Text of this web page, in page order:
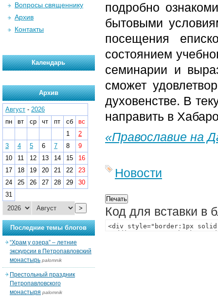
подробно
бытовыми
посещения
состоянием
семинарии и
сможет
духовенстве. В
направить в
«Православие на
Новости
Код для вставки в
Вопросы священнику
Архив
Контакты
Календарь
Архив
Август - 2026
пн
вт ср чт пт сб
вс
1
2
3
4 5 6 7 8
9
10
11 12 13 14 15
16
17
18 19 20 21 22
23
24
25 26 27 28 29
30
31
>
Последние темы блогов
“Храм у озера” – летние
экскурсии в Петропавловский
монастырь palomnik
Престольный праздник
Петропавловского
монастыря palomnik